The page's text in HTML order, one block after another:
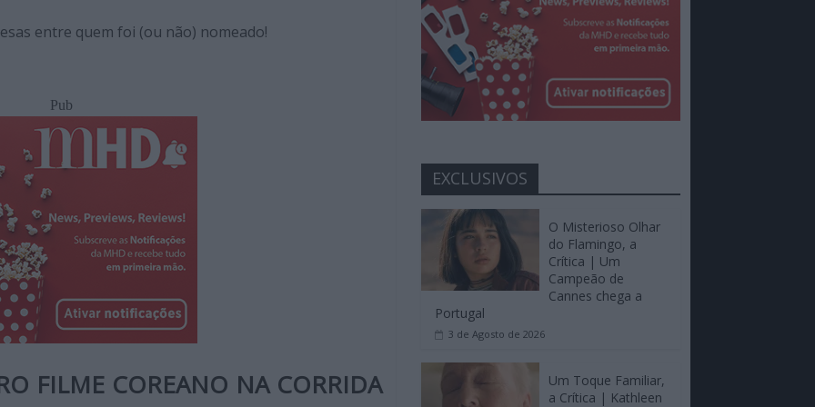
entre quem foi (ou não) nomeado!
Pub
FILME COREANO NA CORRIDA
EXCLUSIVOS
O Misterioso Olhar
do Flamingo, a
Crítica | Um
Campeão de
Cannes chega a
Portugal
3 de Agosto de 2026
Um Toque Familiar,
a Crítica | Kathleen